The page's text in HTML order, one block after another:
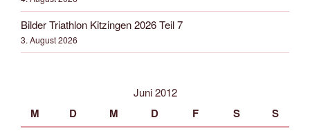
Bilder Triathlon Kitzingen 2026 Teil 7
3. August 2026
Juni 2012
M D M D F S S